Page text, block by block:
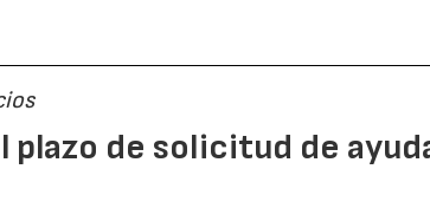
plazo de solicitud de